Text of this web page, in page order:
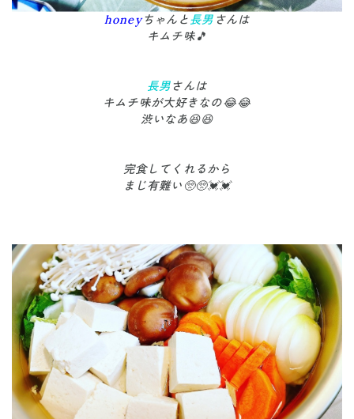
honeyちゃんと長男 さんは
キムチ味🎵
長男 さんは
キムチ味が大好きなの😂😂
渋いなあ😆😆
完食してくれるから
まじ有難い🥺🥺💓💓